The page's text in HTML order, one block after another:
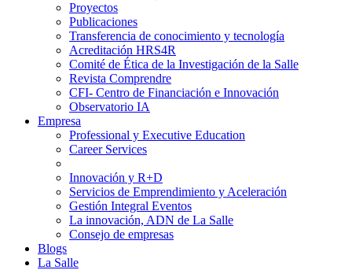
Proyectos
Publicaciones
Transferencia de conocimiento y tecnología
Acreditación HRS4R
Comité de Ética de la Investigación de la Salle
Revista Comprendre
CFI- Centro de Financiación e Innovación
Observatorio IA
Empresa
Professional y Executive Education
Career Services
Innovación y R+D
Servicios de Emprendimiento y Aceleración
Gestión Integral Eventos
La innovación, ADN de La Salle
Consejo de empresas
Blogs
La Salle